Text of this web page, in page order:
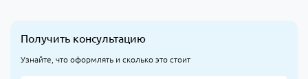
Получить консультацию
Узнайте, что оформлять и сколько это стоит